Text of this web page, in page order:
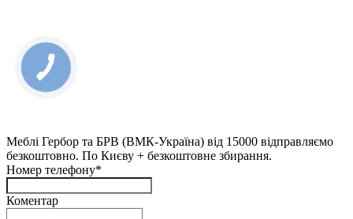
Меблі Гербор та БРВ (ВМК-Україна) від 15000 відправляємо
безкоштовно. По Києву + безкоштовне збирання.
Номер телефону*
Коментар
КНОПКА
ЗВ'ЯЗКУ